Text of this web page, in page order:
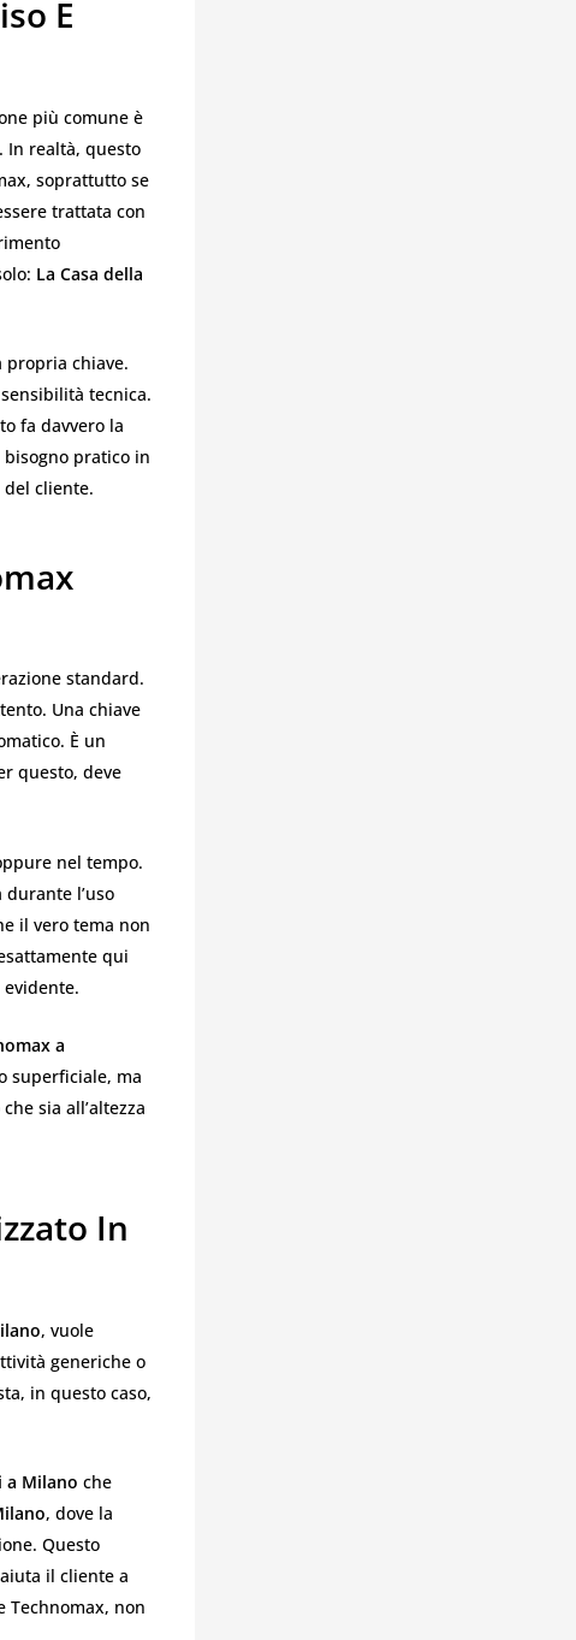
E
più comune è
In realtà, questo
soprattutto se
trattata con
La Casa della
propria chiave.
tecnica.
fa davvero la
pratico in
cliente.
standard.
Una chiave
È un
questo, deve
nel tempo.
l’uso
il vero tema non
qui
a
superficiale, ma
sia all’altezza
In
, vuole
generiche o
in questo caso,
a Milano che
, dove la
Questo
il cliente a
Technomax, non